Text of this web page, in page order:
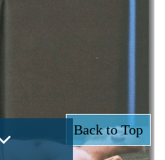
Back to Top